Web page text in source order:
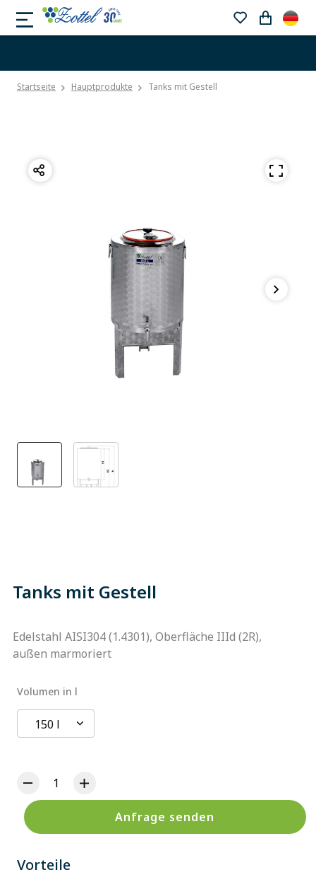
Startseite Hauptprodukte Tanks mit Gestell
Tanks mit Gestell
Edelstahl AISI304 (1.4301), Oberfläche IIId (2R),
außen marmoriert
Volumen in l
150 l
Anfrage senden
Vorteile